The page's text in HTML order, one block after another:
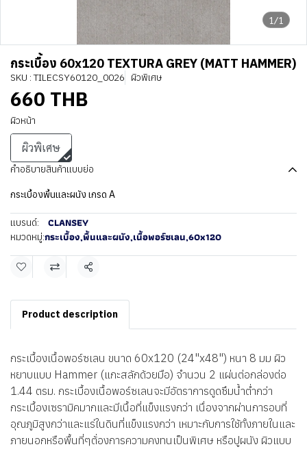
1/1
กระเบื้อง 60x120 TEXTURA GREY (MATT HAMMER)
SKU : TILECSY60120_0026 ผิวพิเศษ
660 THB
ผิวหน้า
ผิวพิเศษ
คำอธิบายสินค้าแบบย่อ
กระเบื้องพื้นและผนัง เกรด A
แบรนด์: CLANSEY
หมวดหมู่:กระเบื้อง,พื้นและผนัง,เนื้อพอร์ซเลน,60x120
แชร์
Product description
กระเบื้องเนื้อพอร์ซเลน ขนาด 60x120 (24"x48") หนา 8 มม ผิว
หยาบแบบ Hammer (แกะสลักด้วยมือ) จำนวน 2 แผ่นต่อกล่องต่อ
1.44 ตรม. กระเบื้องเนื้อพอร์ซเลนจะมีอัตราการดูดซึมน้ำต่ำกว่า
กระเบื้องเซรามิคมากและมีเนื้อที่แข็งแรงกว่า เนื่องจากผ่านการอบที่
อุณภูมิสูงกว่าและแร่ในดินที่แข็งแรงกว่า เหมาะกับการใช้ทั้งภายในและ
ภายนอกหรือพื้นที่ๆต้่องการความคงทนเป็นพิเศษ หรือปูผนัง ผิวแบบ